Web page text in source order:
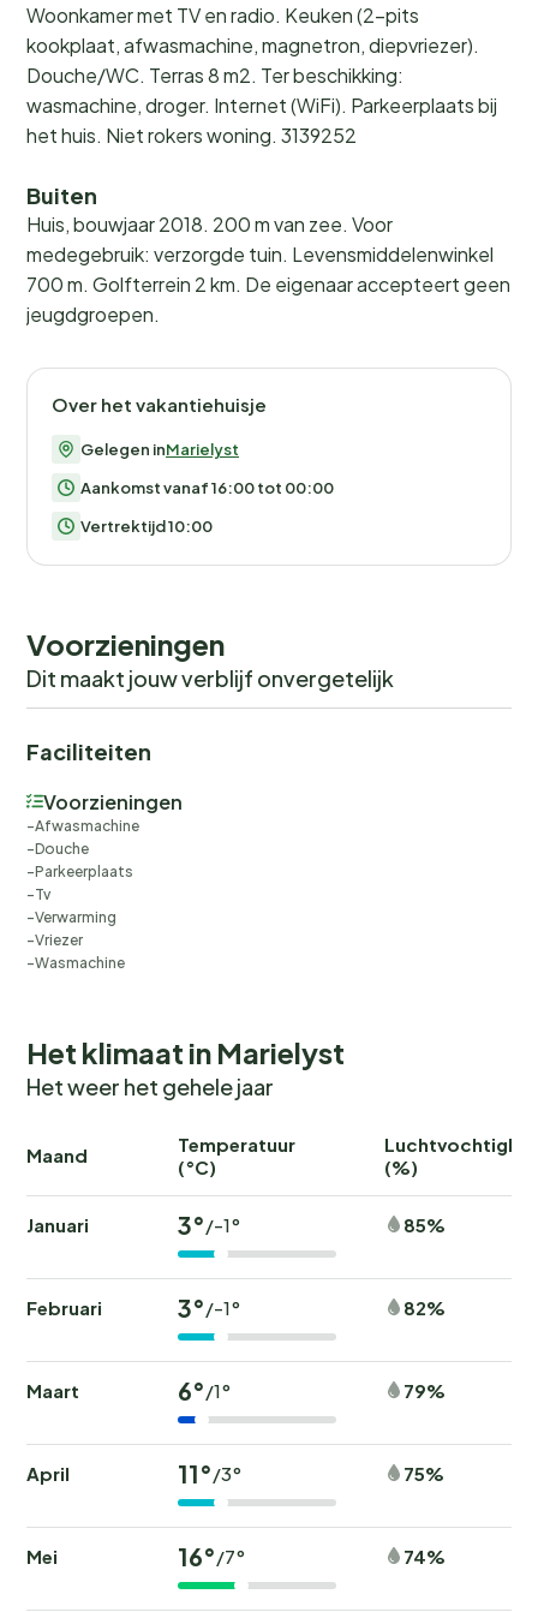
Woonkamer met TV en radio. Keuken (2-pits
kookplaat, afwasmachine, magnetron, diepvriezer).
Douche/WC. Terras 8 m2. Ter beschikking:
wasmachine, droger. Internet (WiFi). Parkeerplaats bij
het huis. Niet rokers woning. 3139252
Buiten
Huis, bouwjaar 2018. 200 m van zee. Voor
medegebruik: verzorgde tuin. Levensmiddelenwinkel
700 m. Golfterrein 2 km. De eigenaar accepteert geen
jeugdgroepen.
Over het vakantiehuisje
Gelegen inMarielyst
Aankomst vanaf 16:00 tot 00:00
Vertrektijd 10:00
Voorzieningen
Dit maakt jouw verblijf onvergetelijk
Faciliteiten
Voorzieningen
Afwasmachine
Douche
Parkeerplaats
Tv
Verwarming
Vriezer
Wasmachine
Het klimaat in Marielyst
Het weer het gehele jaar
Maand
Temperatuur
(°C)
(%)
Januari 3°/-1° 85%
Februari 3°/-1° 82%
Maart 6°/1° 79%
April 11°/3° 75%
Mei 16°/7° 74%